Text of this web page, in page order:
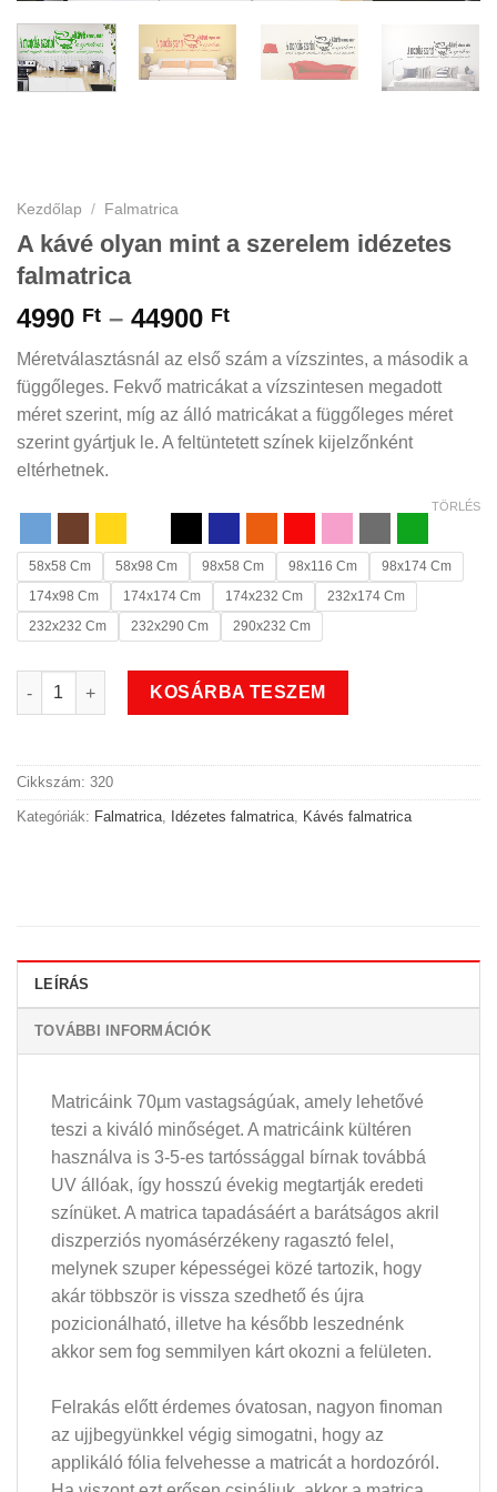
Kezdőlap / Falmatrica
A kávé olyan mint a szerelem idézetes
falmatrica
4990 Ft – 44900 FtÁrtartomány:
4990 Ft
-
44900 Ft
Méretválasztásnál az első szám a vízszintes, a második a
függőleges. Fekvő matricákat a vízszintesen megadott
méret szerint, míg az álló matricákat a függőleges méret
szerint gyártjuk le. A feltüntetett színek kijelzőnként
eltérhetnek.
58x58 Cm 58x98 Cm 98x58 Cm 98x116 Cm
98x174 Cm
174x98 Cm
174x174 Cm 174x232 Cm
232x174 Cm
232x232 Cm
232x290 Cm 290x232 Cm
TÖRLÉS
A kávé olyan mint a szerelem idézetes falmatrica mennyiség
KOSÁRBA TESZEM
Cikkszám: 320
Kategóriák: Falmatrica, Idézetes falmatrica, Kávés falmatrica
LEÍRÁS
TOVÁBBI INFORMÁCIÓK
Matricáink 70µm vastagságúak, amely lehetővé
teszi a kiváló minőséget. A matricáink kültéren
használva is 3-5-es tartóssággal bírnak továbbá
UV állóak, így hosszú évekig megtartják eredeti
színüket. A matrica tapadásáért a barátságos akril
diszperziós nyomásérzékeny ragasztó felel,
melynek szuper képességei közé tartozik, hogy
akár többször is vissza szedhető és újra
pozicionálható, illetve ha később leszednénk
akkor sem fog semmilyen kárt okozni a felületen.
Felrakás előtt érdemes óvatosan, nagyon finoman
az ujjbegyünkkel végig simogatni, hogy az
applikáló fólia felvehesse a matricát a hordozóról.